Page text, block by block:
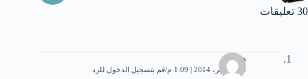
30 تعليقات
د.على
23 سبتمبر، 2014 | 1:09 م قم بتسجيل الدخول للرد